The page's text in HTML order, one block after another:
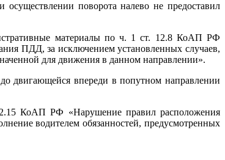
поворота налево не предоставил
материалы по ч. 1 ст. 12.8 КоАП РФ
ПДД, за исключением установленных случаев,
для движения в данном направлении».
двигающейся впереди в попутном направлении
КоАП РФ «Нарушение правил расположения
водителем обязанностей, предусмотренных